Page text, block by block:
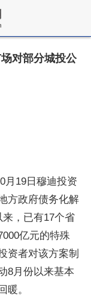
对部分城投公
月19日穆迪投资
方政府债务化解
，已有17个省
亿元的特殊
资者对该方案制
8月份以来基本
暖。